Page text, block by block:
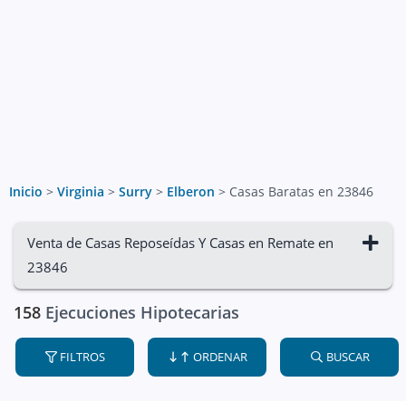
Inicio > Virginia > Surry > Elberon > Casas Baratas en 23846
Venta de Casas Reposeídas Y Casas en Remate en
23846
158 Ejecuciones Hipotecarias
FILTROS ORDENAR BUSCAR